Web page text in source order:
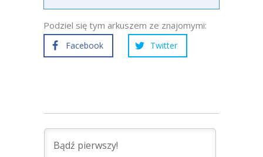
Podziel się tym arkuszem ze znajomymi:
Facebook Twitter